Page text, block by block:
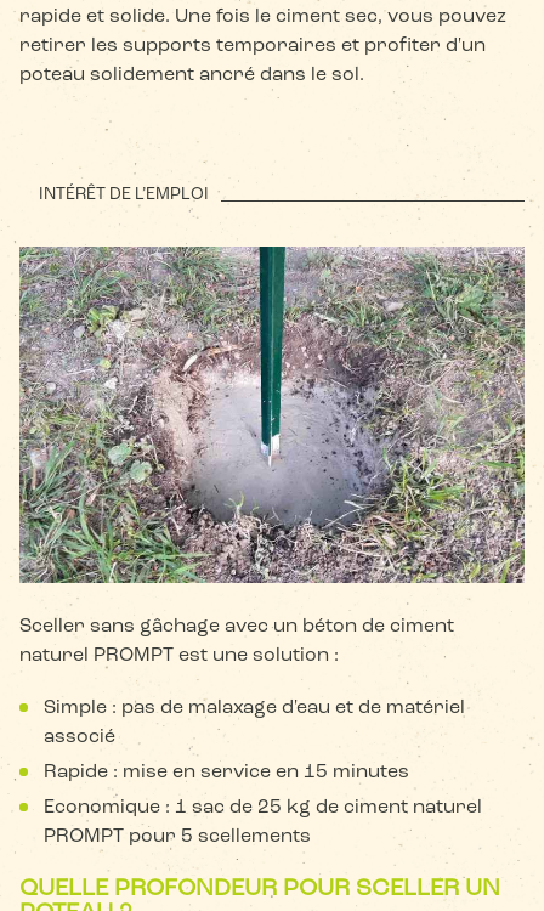
rapide et solide. Une fois le ciment sec, vous pouvez
retirer les supports temporaires et profiter d'un
poteau solidement ancré dans le sol.
INTÉRÊT DE L’EMPLOI
Sceller sans gâchage avec un béton de ciment
naturel PROMPT est une solution :
Simple : pas de malaxage d'eau et de matériel
associé
Rapide : mise en service en 15 minutes
Economique : 1 sac de 25 kg de ciment naturel
PROMPT pour 5 scellements
QUELLE PROFONDEUR POUR SCELLER UN